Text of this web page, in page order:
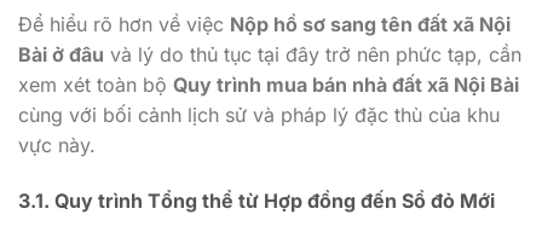
Để hiểu rõ hơn về việc Nộp hồ sơ sang tên đất xã Nội
Bài ở đâu và lý do thủ tục tại đây trở nên phức tạp, cần
xem xét toàn bộ Quy trình mua bán nhà đất xã Nội Bài
cùng với bối cảnh lịch sử và pháp lý đặc thù của khu
vực này.
3.1. Quy trình Tổng thể từ Hợp đồng đến Sổ đỏ Mới